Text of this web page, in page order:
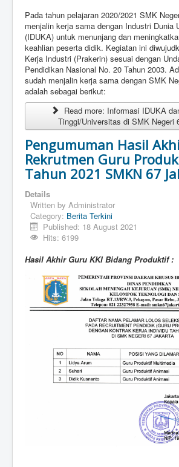
Pada tahun pelajaran 2020/2021 SMK
menjalin kerja sama dengan Industri Dunia
(IDUKA) untuk menunjang dan
keahlian peserta didik. Kegiatan ini
Kerja Industri (Prakerin) sesuai dengan
Pendidikan Nasional No. 20 Tahun 2003.
sudah menjalin kerja sama dengan SMK
adalah sebagai berikut:
Read more: Informasi IDUKA
Tinggi/Universitas di SMK Negeri
Pengumuman Hasil
Rekrutmen Guru
Tahun 2021 SMKN 67
Details
Written by Administrator
Category: Berita Terkini
Published: 18 August 2021
Hits: 6199
Hasil Akhir Guru KKI Bidang Produktif :